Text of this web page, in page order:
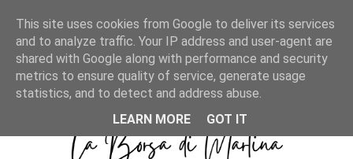
MENU
This site uses cookies from Google to deliver its services
and to analyze traffic. Your IP address and user-agent are
shared with Google along with performance and security
metrics to ensure quality of service, generate usage
statistics, and to detect and address abuse.
LEARN MORE
GOT IT